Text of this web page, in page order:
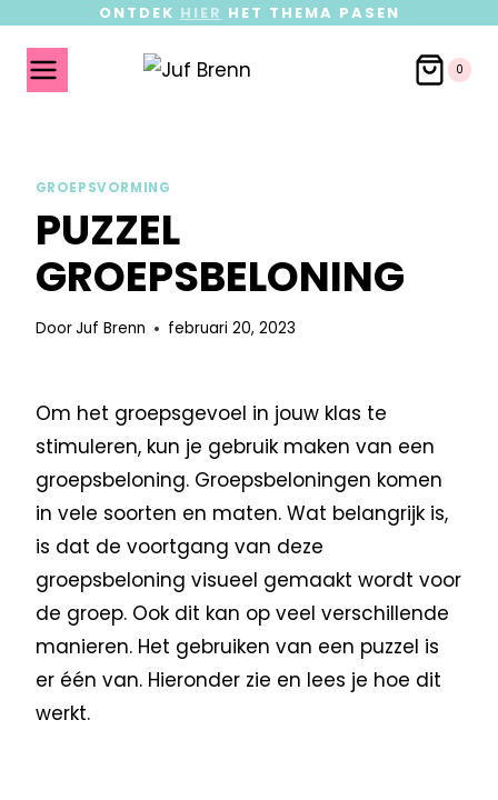
ONTDEK HIER HET THEMA PASEN
0
GROEPSVORMING
PUZZEL
GROEPSBELONING
DoorJuf Brenn februari 20, 2023
Om het groepsgevoel in jouw klas te
stimuleren, kun je gebruik maken van een
groepsbeloning. Groepsbeloningen komen
in vele soorten en maten. Wat belangrijk is,
is dat de voortgang van deze
groepsbeloning visueel gemaakt wordt voor
de groep. Ook dit kan op veel verschillende
manieren. Het gebruiken van een puzzel is
er één van. Hieronder zie en lees je hoe dit
werkt.